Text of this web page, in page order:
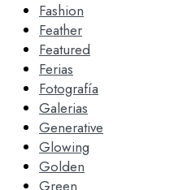
Fashion
Feather
Featured
Ferias
Fotografía
Galerias
Generative
Glowing
Golden
Green